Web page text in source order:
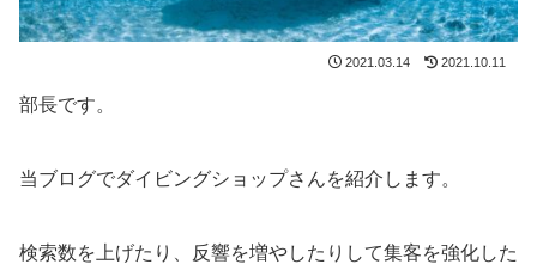
2021.03.14 2021.10.11
部長です。
当ブログでダイビングショップさんを紹介します。
検索数を上げたり、反響を増やしたりして集客を強化した